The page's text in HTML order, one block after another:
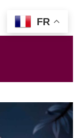
FR